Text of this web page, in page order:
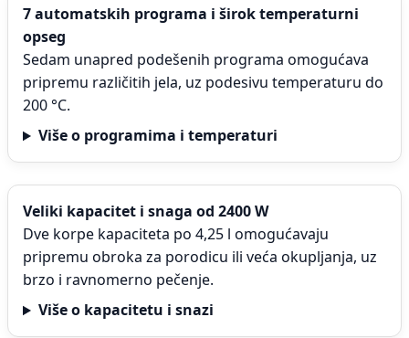
7 automatskih programa i širok temperaturni
opseg
Sedam unapred podešenih programa omogućava
pripremu različitih jela, uz podesivu temperaturu do
200 °C.
Više o programima i temperaturi
Veliki kapacitet i snaga od 2400 W
Dve korpe kapaciteta po 4,25 l omogućavaju
pripremu obroka za porodicu ili veća okupljanja, uz
brzo i ravnomerno pečenje.
Više o kapacitetu i snazi